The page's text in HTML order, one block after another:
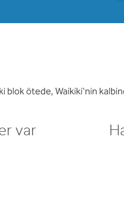
blok ötede, Waikiki'nin
var